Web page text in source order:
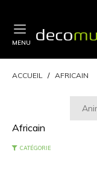
ACCUEIL AFRICAIN